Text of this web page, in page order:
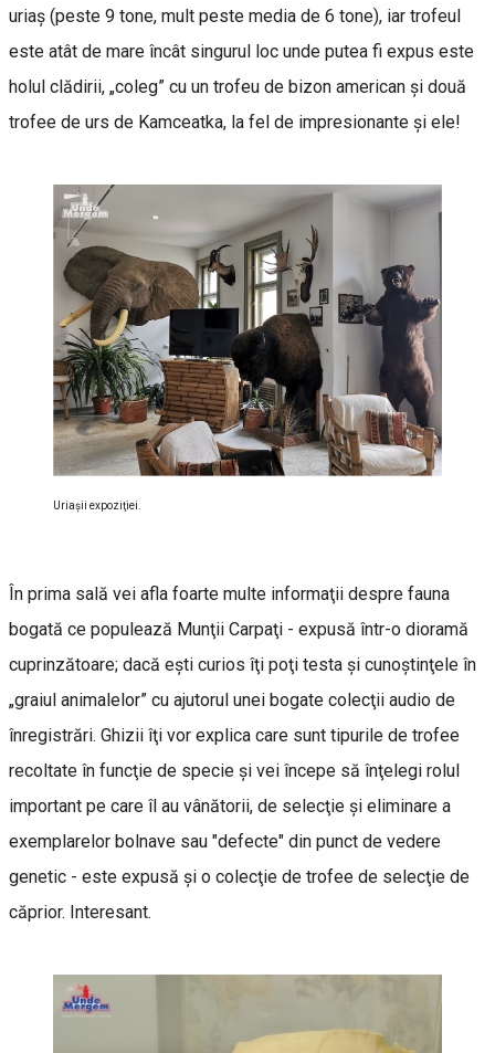
uriaş (peste 9 tone, mult peste media de 6 tone), iar trofeul
este atât de mare încât singurul loc unde putea fi expus este
holul clădirii, „coleg” cu un trofeu de bizon american şi două
trofee de urs de Kamceatka, la fel de impresionante şi ele!
Uriaşii expoziţiei.
În prima sală vei afla foarte multe informaţii despre fauna
bogată ce populează Munţii Carpaţi - expusă într-o dioramă
cuprinzătoare; dacă eşti curios îţi poţi testa şi cunoştinţele în
„graiul animalelor” cu ajutorul unei bogate colecţii audio de
înregistrări. Ghizii îţi vor explica care sunt tipurile de trofee
recoltate în funcţie de specie şi vei începe să înţelegi rolul
important pe care îl au vânătorii, de selecţie şi eliminare a
exemplarelor bolnave sau "defecte" din punct de vedere
genetic - este expusă şi o colecţie de trofee de selecţie de
căprior. Interesant.